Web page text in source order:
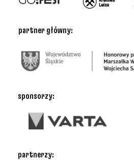
partner główny:
sponsorzy:
partnerzy: